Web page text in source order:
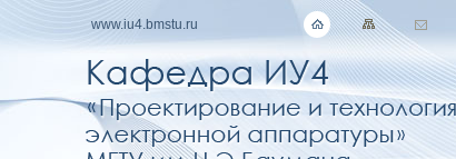
www.iu4.bmstu.ru